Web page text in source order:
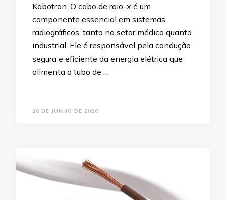
Kabotron. O cabo de raio-x é um
componente essencial em sistemas
radiográficos, tanto no setor médico quanto
industrial. Ele é responsável pela condução
segura e eficiente da energia elétrica que
alimenta o tubo de …
26 DE JUNHO DE 2026